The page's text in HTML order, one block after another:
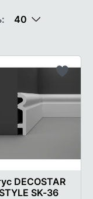
список
DECOSTAR
SK-36